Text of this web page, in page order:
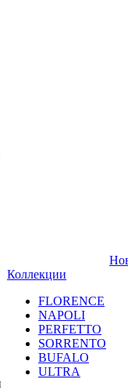
Коллекции
FLORENCE
NAPOLI
PERFETTO
SORRENTO
BUFALO
ULTRA